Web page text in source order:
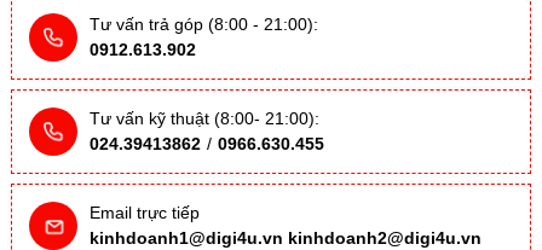
Tư vấn trả góp (8:00 - 21:00):
0912.613.902
Tư vấn kỹ thuật (8:00- 21:00):
024.39413862 / 0966.630.455
Email trực tiếp
kinhdoanh1@digi4u.vn kinhdoanh2@digi4u.vn